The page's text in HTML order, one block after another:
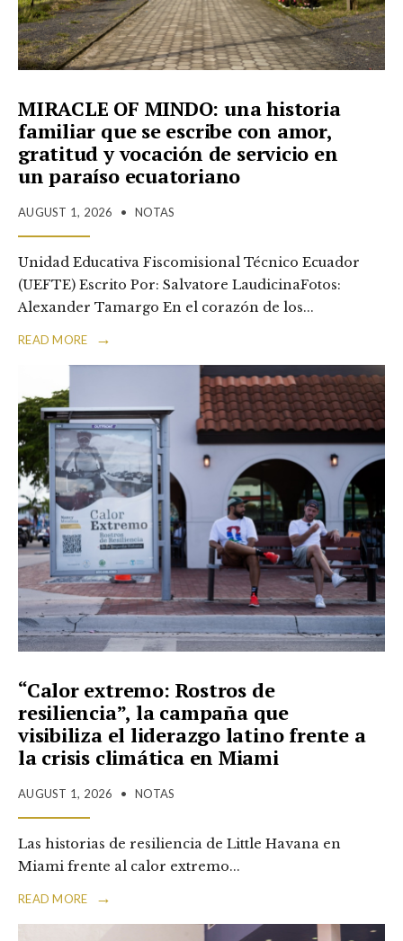
MIRACLE OF MINDO: una historia
familiar que se escribe con amor,
gratitud y vocación de servicio en
un paraíso ecuatoriano
AUGUST 1, 2026 • NOTAS
Unidad Educativa Fiscomisional Técnico Ecuador
(UEFTE) Escrito Por: Salvatore LaudicinaFotos:
Alexander Tamargo En el corazón de los...
READ MORE →
“Calor extremo: Rostros de
resiliencia”, la campaña que
visibiliza el liderazgo latino frente a
la crisis climática en Miami
AUGUST 1, 2026 • NOTAS
Las historias de resiliencia de Little Havana en
Miami frente al calor extremo...
READ MORE →